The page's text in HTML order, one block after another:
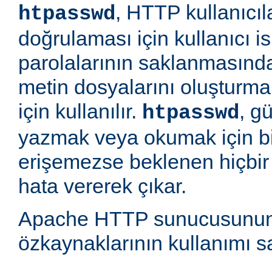
htpasswd, HTTP
doğrulaması için kullanıcı
parolalarının
metin dosyalarını
için kullanılır. htpasswd,
yazmak veya okumak için
erişemezse beklenen
hata vererek çıkar.
Apache HTTP
özkaynaklarının kullanımı